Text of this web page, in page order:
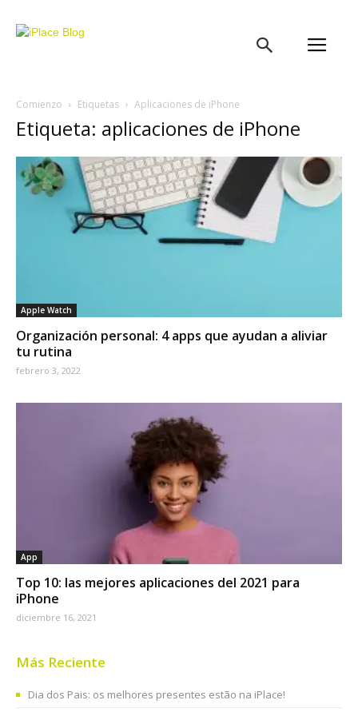
Comienzo Etiquetas Aplicaciones de iPhone
Etiqueta: aplicaciones de iPhone
Apple Watch
Organización personal: 4 apps que ayudan a aliviar
tu rutina
febrero 3, 2022
App
Top 10: las mejores aplicaciones del 2021 para
iPhone
diciembre 16, 2021
Más Reciente
Dia dos Pais: os melhores presentes estão na iPlace!